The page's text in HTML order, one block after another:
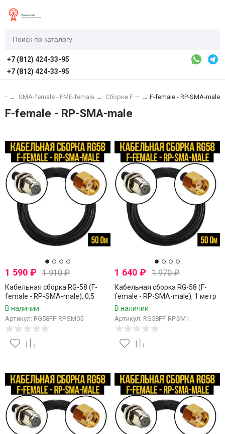
+7 (812) 424-33-95
+7 (812) 424-33-95
— → SMA-female - FME-female → Сборки F — → F-female - RP-SMA-male
F-female - RP-SMA-male
1 590 ₽ 1 910₽
Кабельная сборка RG-58 (F-
female - RP-SMA-male), 0,5
метра
В наличии
Артикул: RG58FF-RPSM05
1 640₽ 1 970₽
Кабельная сборка RG-58 (F-
female - RP-SMA-male), 1 метр
В наличии
Артикул: RG58FF-RPSM1